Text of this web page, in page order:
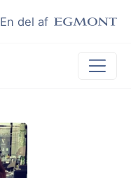
En del af